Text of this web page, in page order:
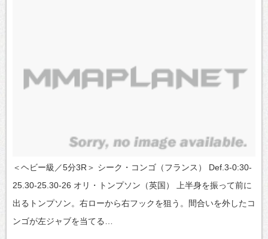
＜ヘビー級／5分3R＞ シーク・コンゴ（フランス） Def.3-0:30-
25.30-25.30-26 オリ・トンプソン（英国） 上半身を振って前に
出るトンプソン。右ローから右フックを狙う。間合いを外したコ
ンゴが左ジャブを当てる…